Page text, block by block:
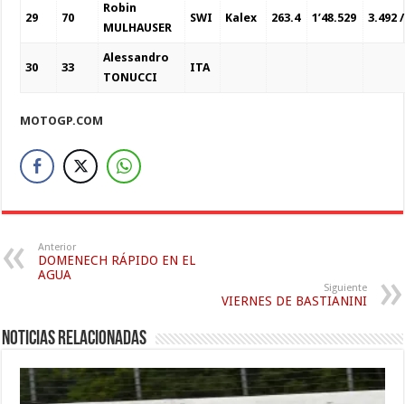
29 70
Robin
MULHAUSER
SWI Kalex 263.4 1’48.529 3.492
30 33
Alessandro
TONUCCI
ITA
MOTOGP.COM
Anterior
DOMENECH RÁPIDO EN EL
AGUA
Siguiente
VIERNES DE BASTIANINI
Noticias relacionadas